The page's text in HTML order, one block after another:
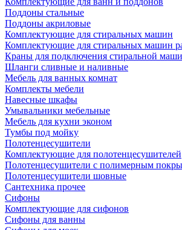
Поддоны стальные
Поддоны акриловые
Комплектующие для стиральных машин
Комплектующие для стиральных машин
Краны для подключения стиральной
Шланги сливные и наливные
Мебель для ванных комнат
Комплекты мебели
Навесные шкафы
Умывальники мебельные
Мебель для кухни эконом
Тумбы под мойку
Полотенцесушители
Комплектующие для полотенцесушителей
Полотенцесушители с полимерным
Полотенцесушители шовные
Сантехника прочее
Сифоны
Комплектующие для сифонов
Сифоны для ванны